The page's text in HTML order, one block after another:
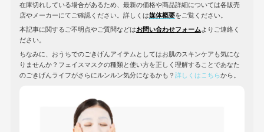
在庫切れしている場合があるため、最新の価格や商品詳細については各販売
店やメーカーにてご確認ください。詳しくは媒体概要をご覧ください。
本記事に関するご不明点やご質問などはお問い合わせフォーム よりご連絡く
ださい。
ちなみに、おうちでのごきげんアイテムとしてはお肌のスキンケアも気にな
りませんか？フェイスマスクの種類と使い方を正しく理解することであなた
のごきげんライフがさらにルンルン気分になるかも？ 詳しくはこちらから。